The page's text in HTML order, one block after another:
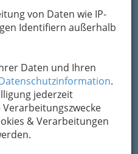
von Daten wie IP-
Identifiern außerhalb
Daten und Ihren
.
jederzeit
& Verarbeitungen
vor Spam-Mails zu
an dieser Stelle zur
ein sicheres
wird nach dem
per Mail an das
MA - Training bei